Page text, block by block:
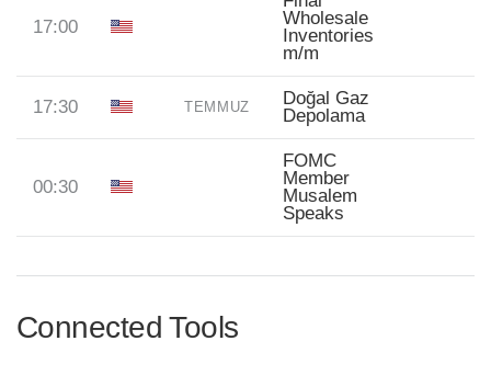
17:00
Wholesale
Inventories
m/m
17:30 TEMMUZ
Doğal Gaz
Depolama
00:30
FOMC
Member
Musalem
Speaks
Connected Tools